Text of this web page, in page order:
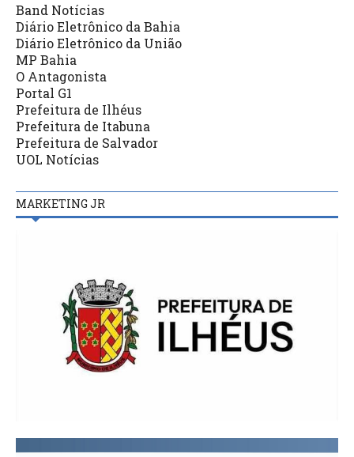
Band Notícias
Diário Eletrônico da Bahia
Diário Eletrônico da União
MP Bahia
O Antagonista
Portal G1
Prefeitura de Ilhéus
Prefeitura de Itabuna
Prefeitura de Salvador
UOL Notícias
MARKETING JR